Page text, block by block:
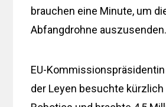
brauchen eine Minute, um
Abfangdrohne
EU-Kommissionspräsidentin
der Leyen besuchte kürzlich